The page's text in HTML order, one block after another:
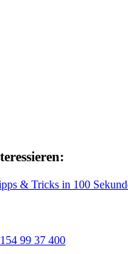
& Tricks in 100
99 37 400